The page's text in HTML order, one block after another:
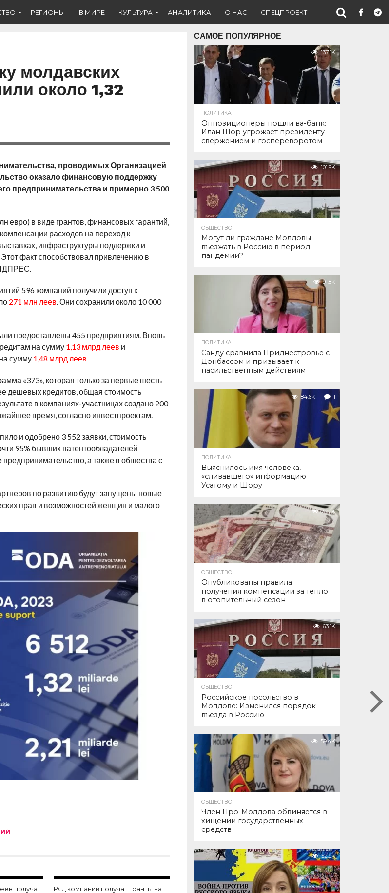
РЕГИОНЫ В МИРЕ КУЛЬТУРА АНАЛИТИКА О НАС СПЕЦПРОЕКТ
молдавских
около 1,32
проводимых Организацией
оказало финансовую поддержку
предпринимательства и примерно 3 500
евро) в виде грантов, финансовых гарантий,
расходов на переход к
инфраструктуры поддержки и
факт способствовал привлечению в
596 компаний получили доступ к
271 млн леев. Они сохранили около 10 000
предоставлены 455 предприятиям. Вновь
на сумму1,13 млрд леев и
сумму1,48 млрд леев.
«373», которая только за первые шесть
дешевых кредитов, общая стоимость
в компаниях-участницах создано 200
время, согласно инвестпроектам.
и одобрено 3 552 заявки, стоимость
95% бывших патентообладателей
а также в общества с
по развитию будут запущены новые
прав и возможностей женщин и малого
получат
Ряд компаний получат гранты на
САМОЕ ПОПУЛЯРНОЕ
137.1K
ПОЛИТИКА
Оппозиционеры пошли ва-банк:
Илан Шор угрожает президенту
свержением и госпереворотом
101.9K
ОБЩЕСТВО
Могут ли граждане Молдовы
въезжать в Россию в период
пандемии?
91.8K
ПОЛИТИКА
Санду сравнила Приднестровье с
Донбассом и призывает к
насильственным действиям
84.6K 1
ПОЛИТИКА
Выяснилось имя человека,
«сливавшего» информацию
Усатому и Шору
77.0K
ОБЩЕСТВО
Опубликованы правила
получения компенсации за тепло
в отопительный сезон
63.1K
ОБЩЕСТВО
Российское посольство в
Молдове: Изменился порядок
въезда в Россию
59.4K
ОБЩЕСТВО
Член Про-Молдова обвиняется в
хищении государственных
средств
52.9K